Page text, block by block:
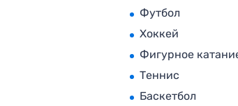
Футбол
Хоккей
Фигурное
Теннис
Баскетбол